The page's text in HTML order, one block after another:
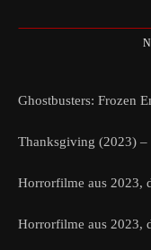
Ghostbusters: Frozen
Thanksgiving (2023) –
Horrorfilme aus 2023,
Horrorfilme aus 2023,